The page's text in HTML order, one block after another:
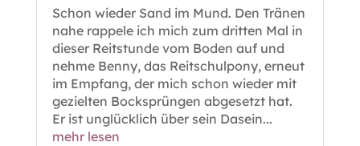
Schon wieder Sand im Mund. Den Tränen
nahe rappele ich mich zum dritten Mal in
dieser Reitstunde vom Boden auf und
nehme Benny, das Reitschulpony, erneut
im Empfang, der mich schon wieder mit
gezielten Bocksprüngen abgesetzt hat.
Er ist unglücklich über sein Dasein...
mehr lesen